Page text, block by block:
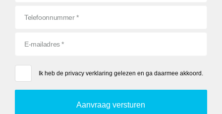
Ik heb de privacy verklaring gelezen en ga daarmee akkoord.